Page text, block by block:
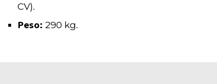
CV).
Peso: 290 kg.